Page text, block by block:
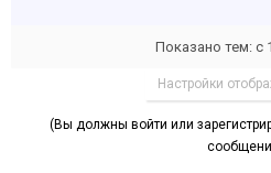
Показано тем: с
Настройки
(Вы должны войти или